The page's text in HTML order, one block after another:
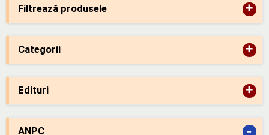
Filtrează produsele +
Categorii +
Edituri +
ANPC -